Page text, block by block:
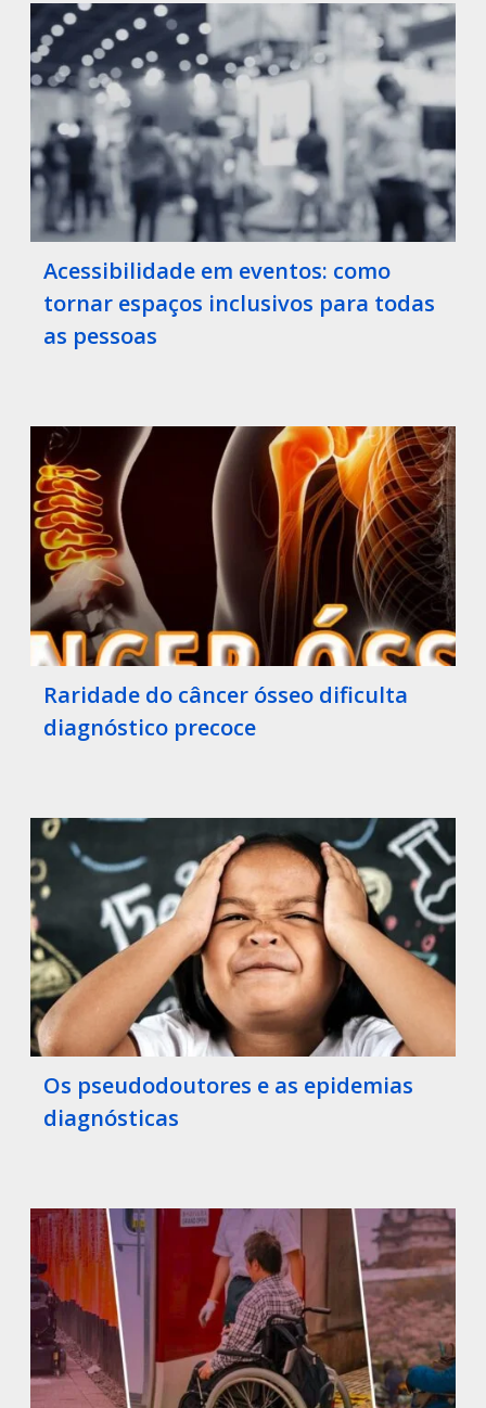
Acessibilidade em eventos: como
tornar espaços inclusivos para todas
as pessoas
Raridade do câncer ósseo dificulta
diagnóstico precoce
Os pseudodoutores e as epidemias
diagnósticas